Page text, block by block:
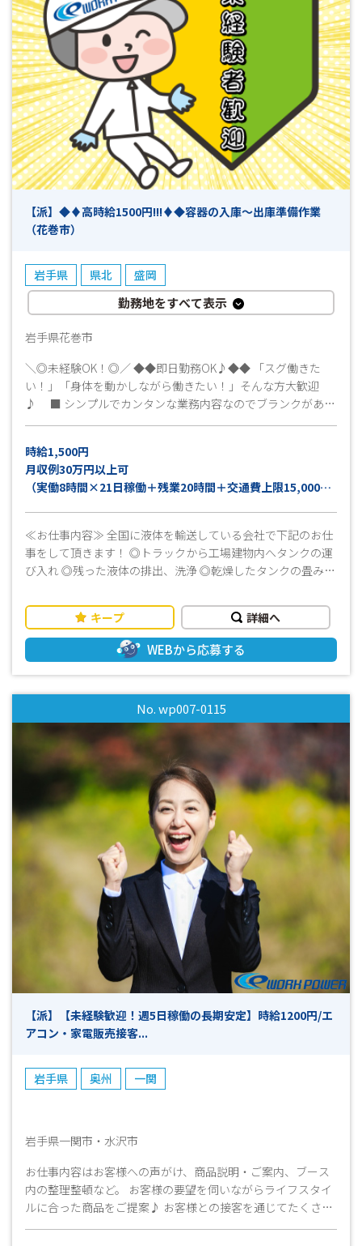
【派】◆♦高時給1500円!!!♦◆容器の入庫～出庫準備作業
（花巻市）
岩手県 県北 盛岡
勤務地をすべて表示
岩手県花巻市
＼◎未経験OK！◎／ ◆◆即日勤務OK♪◆◆ 「スグ働きた
い！」「身体を動かしながら働きたい！」そんな方大歓迎
♪ ■ シンプルでカンタンな業務内容なのでブランクがある
方も安心◎ 安心のサポート＆フォロー体制がありますので
負担！ おいしい焼肉弁当も食べることが出来ます！！ ■ま
ずは話だけでも聞きたいな…そんな方も大歓迎です◎ 勤務
に関して不明点などありましたらお気軽にお問い合わせくだ
さい 安心してスタートできるよう、担当者がフォローいた
します！！ ■事前に工場見学ができます！見学だけでもどう
ぞ☆☆ ぜひ一緒に楽しく働きましょう♪ 勤務スタート日は
ご相談可能です！ご就業中の方もお気軽にご相談ください。
まずはお気軽にお問い合わせください！ 皆さんのご応募をお
時給1,500円
月収例30万円以上可
（実働8時間×21日稼働＋残業20時間＋交通費上限15,000円
≪お仕事内容≫ 全国に液体を輸送している会社で下記のお仕
事をして頂きます！ ◎トラックから工場建物内へタンクの運
び入れ ◎残った液体の排出、洗浄 ◎乾燥したタンクの畳み作
ト♪ ・2～3人一組での作業になるので安心して業務ができま
す！ ・作業服は貸与致します。 ・週休2日で2～3日に1回休み
が入るのでしっかり身体も休めます！ ・事前の工場見学Ｏ
Ｋ！見学だけでもどうぞ！ ・男女ともに20代～40代活躍中！
・お弁当注文可能！昼食代の半分は会社で負担します！！ ま
ずはお気軽にお問い合わせください。 皆様からのお問い合わ
せお待ちしております。
キープ 詳細へ
WEBから応募する
No. wp007-0115
【派】【未経験歓迎！週5日稼働の長期安定】時給1200円/エ
アコン・家電販売接客...
岩手県 奥州 一関
岩手県一関市・水沢市
お仕事内容はお客様への声がけ、商品説明・ご案内、ブース
内の整理整頓など。 お客様の要望を伺いながらライフスタイ
ルに合った商品をご提案♪ お客様との接客を通じてたくさん
感謝されるお仕事です！ 業界経験者積極採用中(⌒∇⌒) 「や